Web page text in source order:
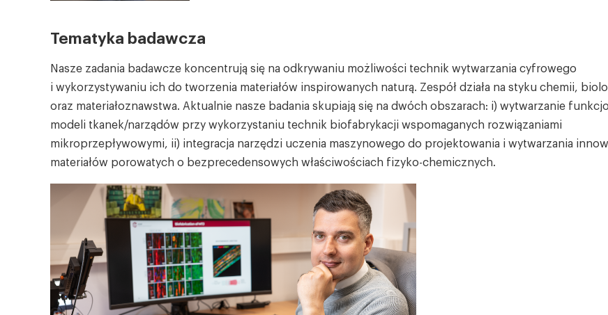
Tematyka badawcza
Nasze zadania badawcze koncentrują się na odkrywaniu możliwości technik wytwarzania cyfrowego
i wykorzystywaniu ich do tworzenia materiałów inspirowanych naturą. Zespół działa na styku chemii,
oraz materiałoznawstwa. Aktualnie nasze badania skupiają się na dwóch obszarach: i) wytwarzanie
modeli tkanek/narządów przy wykorzystaniu technik biofabrykacji wspomaganych rozwiązaniami
mikroprzepływowymi, ii) integracja narzędzi uczenia maszynowego do projektowania i wytwarzania
materiałów porowatych o bezprecedensowych właściwościach fizyko-chemicznych.